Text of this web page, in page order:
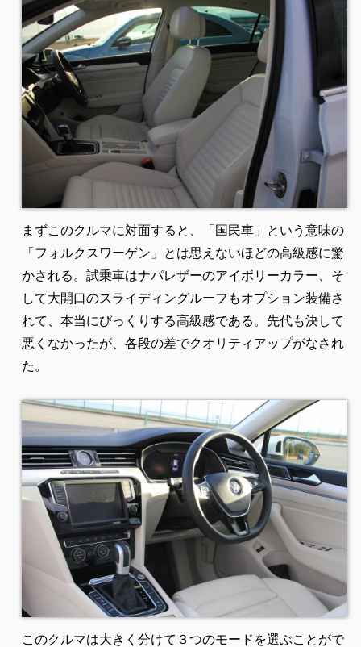
まずこのクルマに対面すると、「国民車」という意味の
「フォルクスワーゲン」とは思えないほどの高級感に驚
かされる。試乗車はナパレザーのアイボリーカラー、そ
して大開口のスライディングルーフもオプション装備さ
れて、本当にびっくりする高級感である。先代も決して
悪くなかったが、各段の差でクオリティアップがなされ
た。
このクルマは大きく分けて３つのモードを選ぶことがで